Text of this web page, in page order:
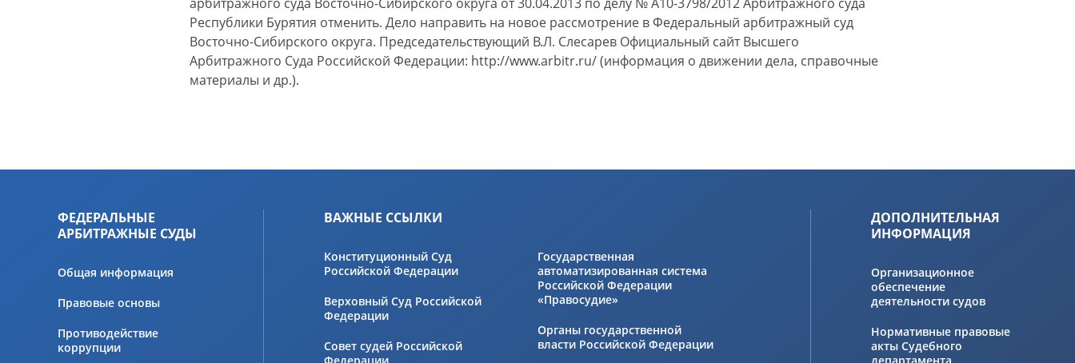
Республики Бурятия отменить. Дело направить на новое рассмотрение в Федеральный арбитражный суд
Восточно-Сибирского округа. Председательствующий В.Л. Слесарев Официальный сайт Высшего
Арбитражного Суда Российской Федерации: http://www.arbitr.ru/ (информация о движении дела, справочные
материалы и др.).
ФЕДЕРАЛЬНЫЕ
АРБИТРАЖНЫЕ СУДЫ
Общая информация
Правовые основы
Противодействие
коррупции
ВАЖНЫЕ ССЫЛКИ
Конституционный Суд
Российской Федерации
Верховный Суд Российской
Федерации
Совет судей Российской
Государственная
автоматизированная система
Российской Федерации
«Правосудие»
Органы государственной
власти Российской Федерации
ДОПОЛНИТЕЛЬНАЯ
ИНФОРМАЦИЯ
Организационное
обеспечение
деятельности судов
Нормативные правовые
акты Судебного